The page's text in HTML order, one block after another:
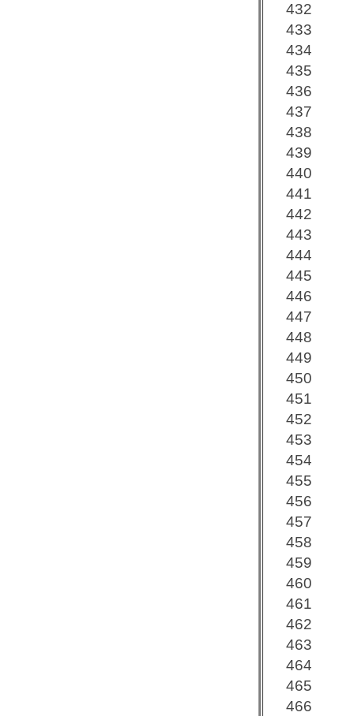
432
433
434
435
436
437
438
439
440
441
442
443
444
445
446
447
448
449
450
451
452
453
454
455
456
457
458
459
460
461
462
463
464
465
466